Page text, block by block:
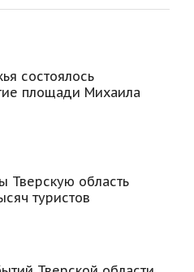
состоялось
площади Михаила
Тверскую область
туристов